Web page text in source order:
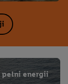
energii